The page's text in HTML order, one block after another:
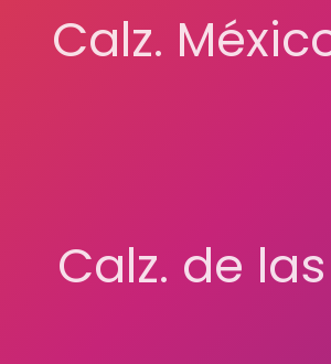
Calz.
Calz. de